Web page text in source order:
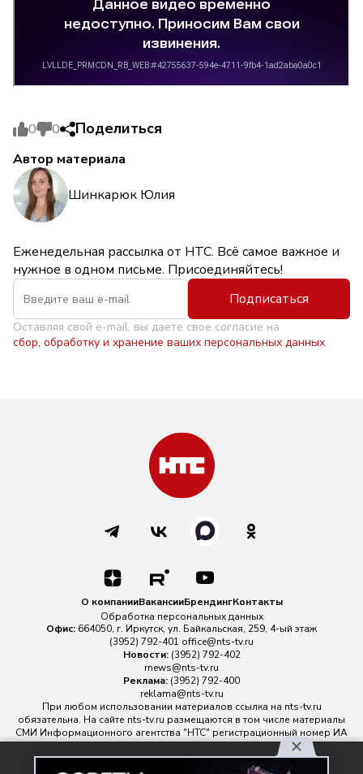
0 0 Поделиться
Автор материала
Шинкарюк Юлия
Еженедельная рассылка от НТС. Всё самое важное и
нужное в одном письме. Присоединяйтесь!
Подписаться
Оставляя свой e-mail, вы даете свое согласие на
сбор, обработку и хранение ваших персональных данных
О компанииВакансииБрендингКонтакты
Обработка персональных данных
Офис: 664050, г. Иркутск, ул. Байкальская, 259, 4-ый этаж
(3952) 792-401 office@nts-tv.ru
Новости: (3952) 792-402
rnews@nts-tv.ru
Реклама: (3952) 792-400
reklama@nts-tv.ru
При любом использовании материалов ссылка на nts-tv.ru
обязательна. На сайте nts-tv.ru размещаются в том числе материалы
СМИ Информационного агентства "НТС" регистрационный номер ИА
№ ФС 77 - 88763 зарегистрировано Федеральной службой по
надзору в сфере связи, информационных технологий и массовых